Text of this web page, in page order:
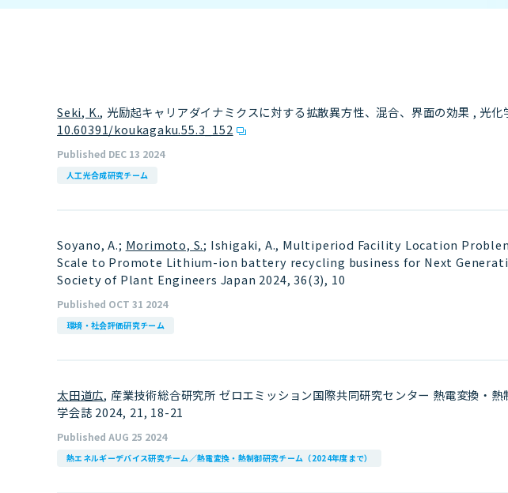
Seki, K., 光励起キャリアダイナミクスに対する拡散異方性、混合、界面の効果 , 光
10.60391/koukagaku.55.3_152
Published DEC 13 2024
人工光合成研究チーム
Soyano, A.; Morimoto, S.; Ishigaki, A., Multiperiod Facility Location
Scale to Promote Lithium-ion battery recycling business for Next
Society of Plant Engineers Japan 2024, 36(3), 10
Published OCT 31 2024
環境・社会評価研究チーム
太田道広, 産業技術総合研究所 ゼロエミッション国際共同研究センター 熱電変換・
学会誌 2024, 21, 18-21
Published AUG 25 2024
熱エネルギーデバイス研究チーム／熱電変換・熱制御研究チーム（2024年度まで）